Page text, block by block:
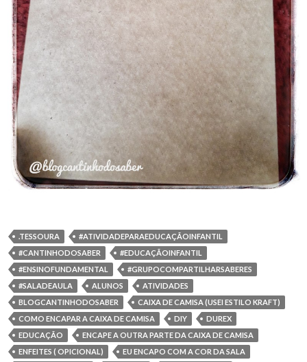
.TESSOURA
#ATIVIDADEPARAEDUCAÇÃOINFANTIL
#CANTINHODOSABER
#EDUCAÇÃOINFANTIL
#ENSINOFUNDAMENTAL
#GRUPOCOMPARTILHARSABERES
#SALADEAULA
ALUNOS
ATIVIDADES
BLOGCANTINHODOSABER
CAIXA DE CAMISA (USEI ESTILO KRAFT)
COMO ENCAPAR A CAIXA DE CAMISA
DIY
DUREX
EDUCAÇÃO
ENCAPE A OUTRA PARTE DA CAIXA DE CAMISA
ENFEITES ( OPICIONAL)
EU ENCAPO COM A COR DA SALA